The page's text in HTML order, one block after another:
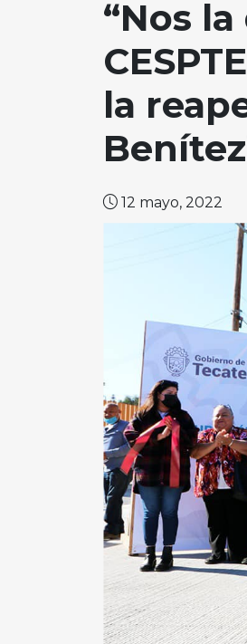
“Nos
la
12 mayo, 2022